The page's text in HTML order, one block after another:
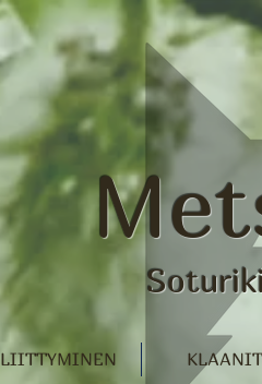
LIITTYMINEN KLAANIT